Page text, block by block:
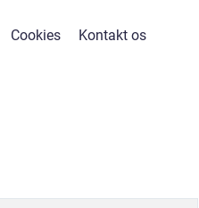
Cookies Kontakt os